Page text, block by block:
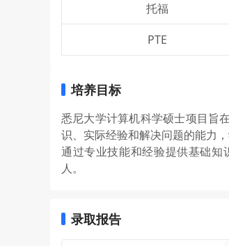
托福
PTE
培养目标
悉尼大学计算机科学硕士项目旨
识、实际经验和解决问题的能力
通过专业技能和经验提供基础
人。
录取报告